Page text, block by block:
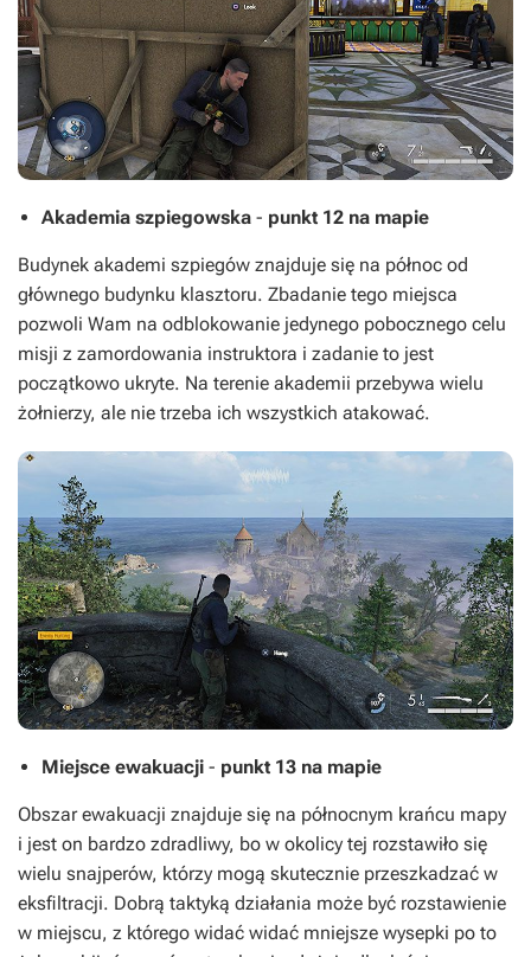
Akademia szpiegowska - punkt 12 na mapie
Budynek akademi szpiegów znajduje się na północ od
głównego budynku klasztoru. Zbadanie tego miejsca
pozwoli Wam na odblokowanie jedynego pobocznego celu
misji z zamordowania instruktora i zadanie to jest
początkowo ukryte. Na terenie akademii przebywa wielu
żołnierzy, ale nie trzeba ich wszystkich atakować.
Miejsce ewakuacji - punkt 13 na mapie
Obszar ewakuacji znajduje się na północnym krańcu mapy
i jest on bardzo zdradliwy, bo w okolicy tej rozstawiło się
wielu snajperów, którzy mogą skutecznie przeszkadzać w
eksfiltracji. Dobrą taktyką działania może być rozstawienie
w miejscu, z którego widać widać mniejsze wysepki po to